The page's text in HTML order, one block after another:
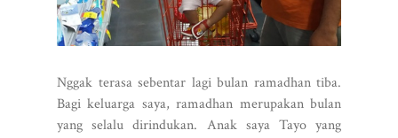
Nggak terasa sebentar lagi bulan ramadhan tiba.
Bagi keluarga saya, ramadhan merupakan bulan
yang selalu dirindukan. Anak saya Tayo yang